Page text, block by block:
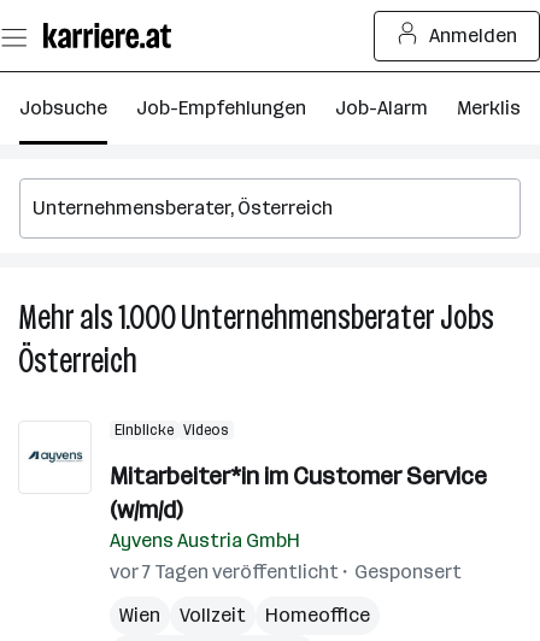
Seiteninhalt
springen
Anmelden
Jobsuche Job-Empfehlungen Job-Alarm Merkliste
Mehr als 1.000UnternehmensberaterJobs
Österreich
Einblicke Videos
Mitarbeiter*in im Customer Service
(w/m/d)
Ayvens Austria GmbH
vor 7 Tagen veröffentlicht
Gesponsert
Wien
Vollzeit
Homeoffice